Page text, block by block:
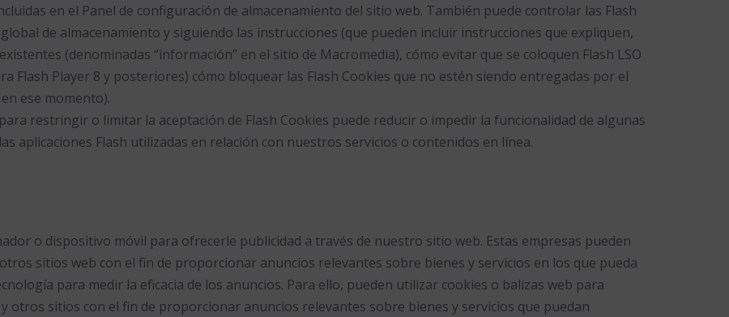
en el Panel de configuración de almacenamiento del sitio web. También puede controlar las Flash
de almacenamiento y siguiendo las instrucciones (que pueden incluir instrucciones que expliquen,
(denominadas “información” en el sitio de Macromedia), cómo evitar que se coloquen Flash LSO
Flash Player 8 y posteriores) cómo bloquear las Flash Cookies que no estén siendo entregadas por el
ese momento).
restringir o limitar la aceptación de Flash Cookies puede reducir o impedir la funcionalidad de algunas
aplicaciones Flash utilizadas en relación con nuestros servicios o contenidos en línea.
o dispositivo móvil para ofrecerle publicidad a través de nuestro sitio web. Estas empresas pueden
sitios web con el fin de proporcionar anuncios relevantes sobre bienes y servicios en los que pueda
para medir la eficacia de los anuncios. Para ello, pueden utilizar cookies o balizas web para
otros sitios con el fin de proporcionar anuncios relevantes sobre bienes y servicios que puedan